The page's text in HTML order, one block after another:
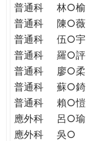
普通科
林○榆
普通科
陳○薇
普通科
伍○宇
普通科
羅○評
普通科
廖○柔
普通科
蘇○錡
普通科
賴○愷
應外科
呂○瑜
應外科
吳○